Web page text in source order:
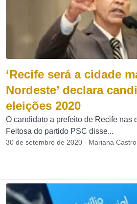
‘Recife será a cidade
Nordeste’ declara
eleições 2020
O candidato a prefeito de Recife nas
Feitosa do partido PSC disse...
30 de setembro de 2020 - Mariana Castro